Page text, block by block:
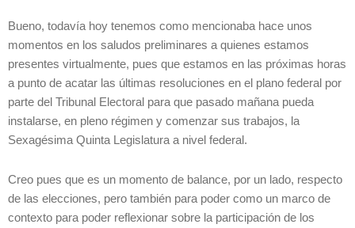
Bueno, todavía hoy tenemos como mencionaba hace unos
momentos en los saludos preliminares a quienes estamos
presentes virtualmente, pues que estamos en las próximas horas
a punto de acatar las últimas resoluciones en el plano federal por
parte del Tribunal Electoral para que pasado mañana pueda
instalarse, en pleno régimen y comenzar sus trabajos, la
Sexagésima Quinta Legislatura a nivel federal.
Creo pues que es un momento de balance, por un lado, respecto
de las elecciones, pero también para poder como un marco de
contexto para poder reflexionar sobre la participación de los